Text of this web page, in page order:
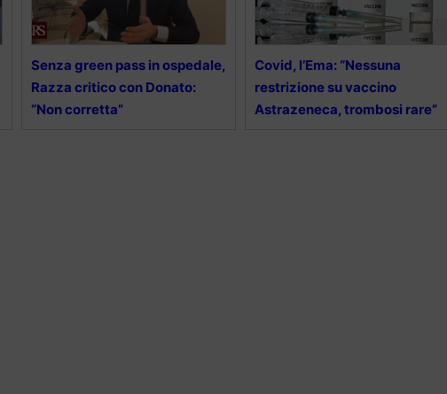
Senza green pass in ospedale,
Razza critico con Donato:
“Non corretta”
Covid, l’Ema: “Nessuna
restrizione su vaccino
Astrazeneca, trombosi rare”